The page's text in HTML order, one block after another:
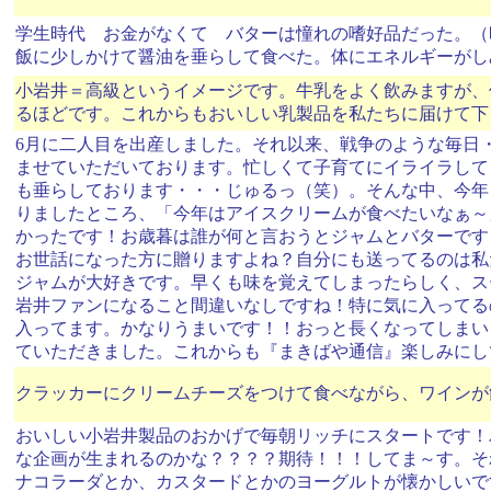
学生時代 お金がなくて バターは憧れの嗜好品だった。（
飯に少しかけて醤油を垂らして食べた。体にエネルギーが
小岩井＝高級というイメージです。牛乳をよく飲みますが
るほどです。これからもおいしい乳製品を私たちに届けて
6月に二人目を出産しました。それ以来、戦争のような毎
ませていただいております。忙しくて子育てにイライラし
も垂らしております・・・じゅるっ（笑）。そんな中、今
りましたところ、「今年はアイスクリームが食べたいなぁ
かったです！お歳暮は誰が何と言おうとジャムとバターで
お世話になった方に贈りますよね？自分にも送ってるのは
ジャムが大好きです。早くも味を覚えてしまったらしく、
岩井ファンになること間違いなしですね！特に気に入って
入ってます。かなりうまいです！！おっと長くなってしま
ていただきました。これからも『まきばや通信』楽しみに
クラッカーにクリームチーズをつけて食べながら、ワイン
おいしい小岩井製品のおかげで毎朝リッチにスタートです
な企画が生まれるのかな？？？？期待！！！してま～す。
ナコラーダとか、カスタードとかのヨーグルトが懐かしい